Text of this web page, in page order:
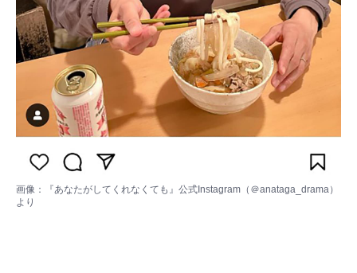
画像：
『あなたがしてくれなくても』公式Instagram（＠anataga_drama）
より